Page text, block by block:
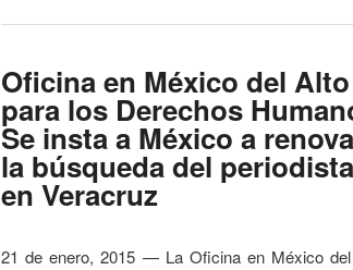
Oficina en México del
para los Derechos
Se insta a México a
la búsqueda del
en Veracruz
21 de enero, 2015 — La Oficina en México